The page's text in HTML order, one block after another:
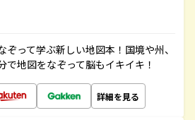
って学ぶ新しい地図本！国境や州、
で地図をなぞって脳もイキイキ！
詳細を見る